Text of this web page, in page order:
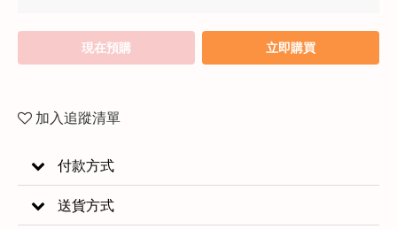
現在預購 立即購買
加入追蹤清單
付款方式
送貨方式